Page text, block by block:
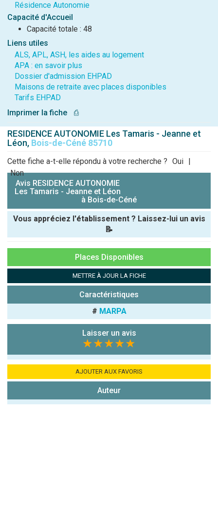
Résidence Autonomie
Capacité d'Accueil
Capacité totale : 48
Liens utiles
ALS, APL, ASH, les aides au logement
APA : en savoir plus
Dossier d'admission EHPAD
Maisons de retraite avec places disponibles
Tarifs EHPAD
Imprimer la fiche
⎙
RESIDENCE AUTONOMIE Les Tamaris - Jeanne et
Léon, Bois-de-Céné 85710
Cette fiche a-t-elle répondu à votre recherche ? Oui |
Non
Avis RESIDENCE AUTONOMIE
Les Tamaris - Jeanne et Léon
à Bois-de-Céné
Vous appréciez l'établissement ? Laissez-lui un avis
📝
Note que vous souhaitez attribuer :
7x4 (en
l'établissement
Places Disponibles
METTRE À JOUR LA FICHE
Caractéristiques
# MARPA
Laisser un avis
★★★★★
AJOUTER AUX FAVORIS
Auteur